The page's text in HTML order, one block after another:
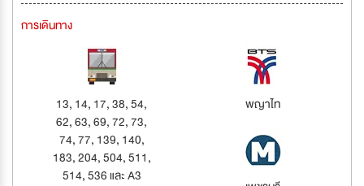
การเดินทาง
13, 14, 17, 38, 54,
62, 63, 69, 72, 73,
74, 77, 139, 140,
183, 204, 504, 511,
514, 536 และ A3
พญาไท